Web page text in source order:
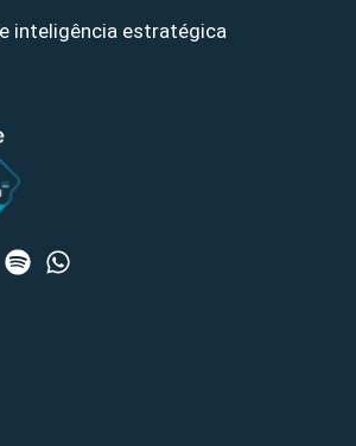
inteligência estratégica